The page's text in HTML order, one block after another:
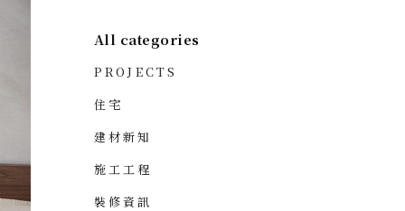
All categories
PROJECTS
住宅
建材新知
施工工程
裝修資訊